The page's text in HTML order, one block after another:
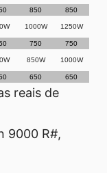
850 850
1000W 1250W
750 750
850W 1000W
650 650
reais de
9000 R#,